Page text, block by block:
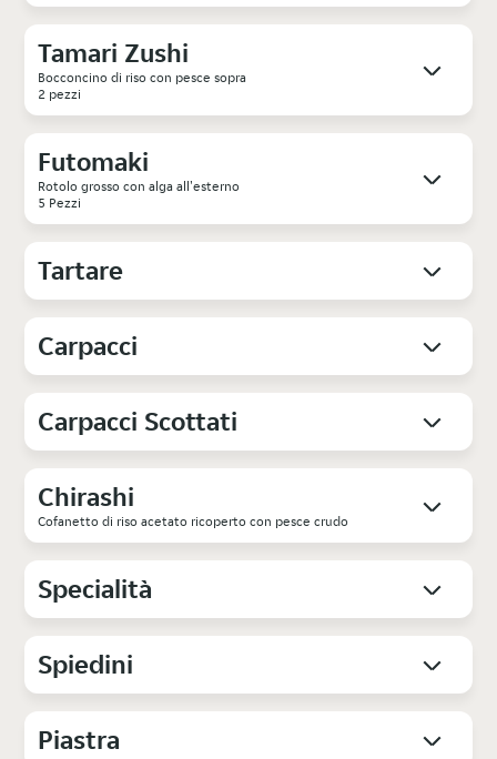
Tamari Zushi
Bocconcino di riso con pesce sopra
2 pezzi
Futomaki
Rotolo grosso con alga all'esterno
5 Pezzi
Tartare
Carpacci
Carpacci Scottati
Chirashi
Cofanetto di riso acetato ricoperto con pesce crudo
Specialità
Spiedini
Piastra